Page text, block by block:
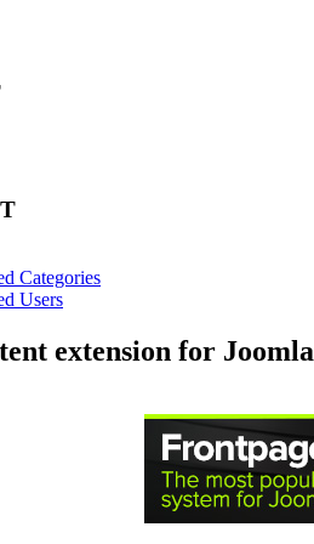
Categories
Users
extension for